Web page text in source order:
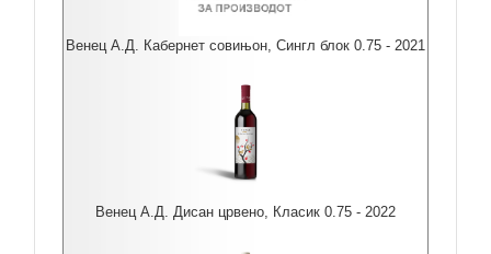
Венец А.Д. Кабернет совињон, Сингл блок 0.75 - 2021
Венец А.Д. Дисан црвено, Класик 0.75 - 2022